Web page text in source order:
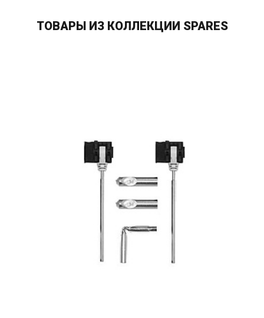
ТОВАРЫ ИЗ КОЛЛЕКЦИИ SPARES